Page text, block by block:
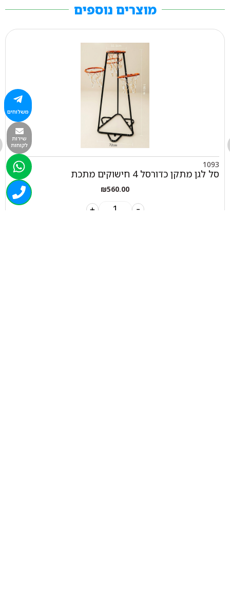
מוצרים נוספים
1093
סל לגן מתקן כדורסל 4 חישוקים מתכת
₪560.00
-
+
משלוחים
שירות
לקוחות